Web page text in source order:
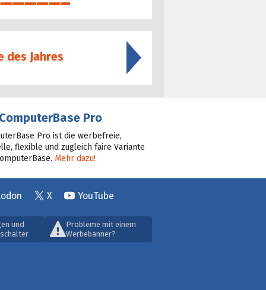
des Jahres
Pro
Pro ist die werbefreie,
flexible und zugleich faire Variante
Mehr dazu!
X YouTube
und
Probleme mit einem
Werbebanner?